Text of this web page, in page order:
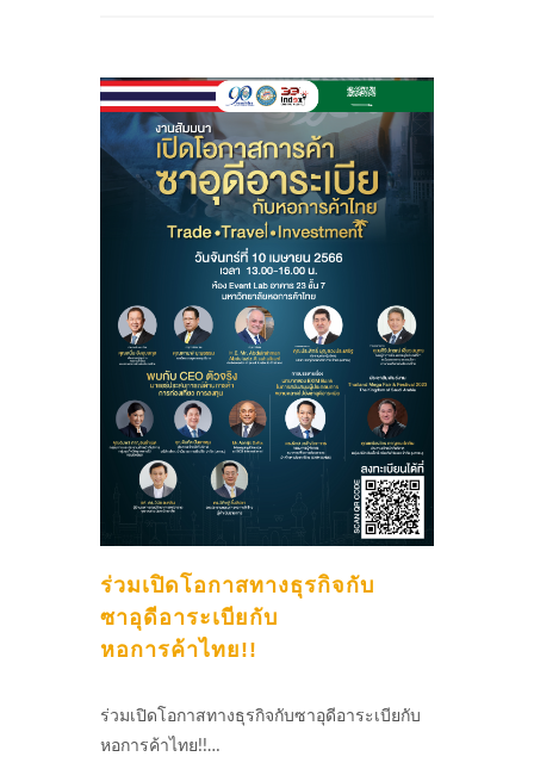
ร่วมเปิดโอกาสทางธุรกิจกับ
ซาอุดีอาระเบียกับ
หอการค้าไทย!!
ร่วมเปิดโอกาสทางธุรกิจกับซาอุดีอาระเบียกับ
หอการค้าไทย!!…